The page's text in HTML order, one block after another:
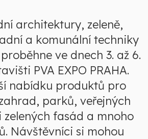
architektury, zeleně,
a komunální techniky
proběhne ve dnech 3. až 6.
PVA EXPO PRAHA.
nabídku produktů pro
parků, veřejných
fasád a mnoho
Návštěvníci si mohou